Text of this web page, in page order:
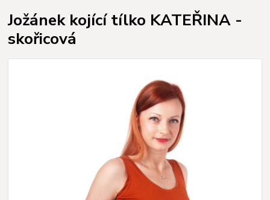
Jožánek kojící tílko KATEŘINA -
skořicová